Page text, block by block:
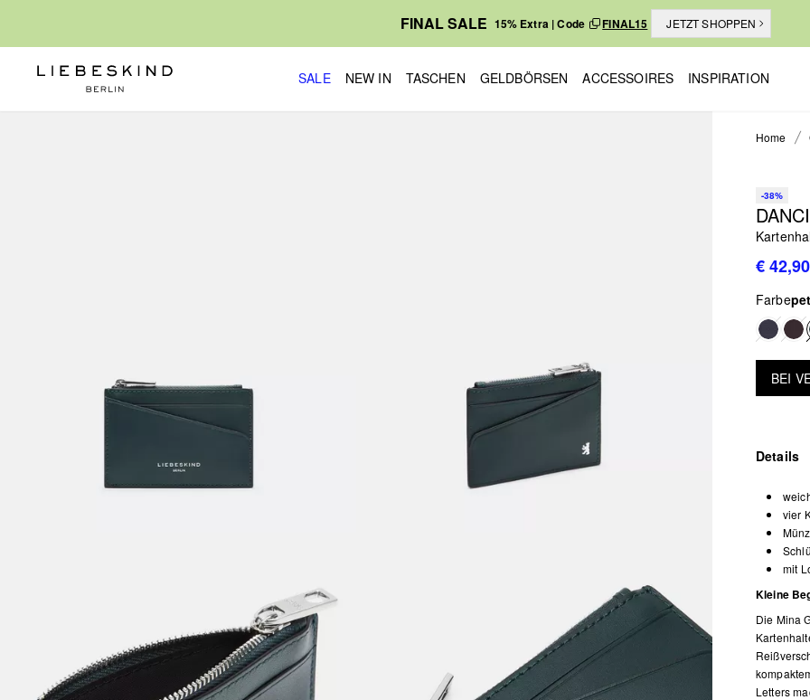
FINAL SALE 15% Extra | Code FINAL15 JETZT SHOPPEN
SALE NEW IN TASCHEN GELDBÖRSEN ACCESSOIRES INSPIRATION
Home
-38%
€ 42,90
Farbe
BEI
Details
vier
mit
Kleine
Die Mina
Letters